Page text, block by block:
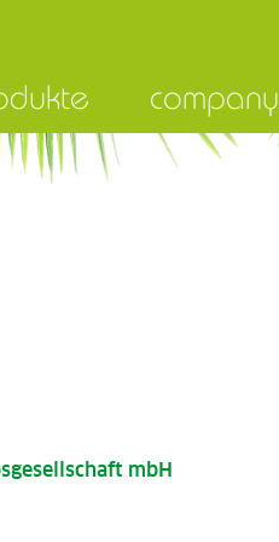
company
mbH